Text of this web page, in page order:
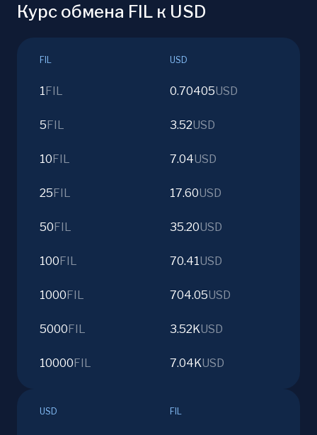
Курс обмена FIL к USD
FIL USD
1 FIL 0.70405USD
5 FIL 3.52USD
10 FIL 7.04USD
25 FIL 17.60USD
50 FIL 35.20USD
100 FIL 70.41USD
1000 FIL 704.05USD
5000 FIL 3.52KUSD
10000 FIL 7.04KUSD
USD FIL